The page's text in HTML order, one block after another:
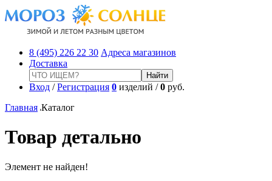
8 (495) 226 22 30 Адреса магазинов
Доставка
Вход /Регистрация 0 изделий /0 руб.
Главная Каталог
Товар детально
Элемент не найден!